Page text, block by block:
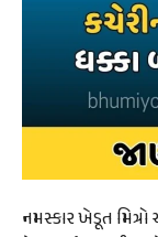
નમસ્કાર ખેડૂત